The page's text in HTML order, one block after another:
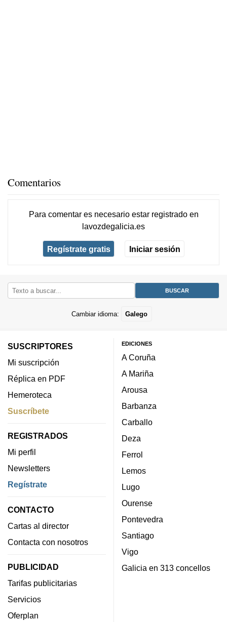
Comentarios
Para comentar es necesario estar registradoen
lavozdegalicia.es
Regístrate gratis Iniciar sesión
Cambiar idioma: Galego
SUSCRIPTORES
Mi suscripción
Réplica en PDF
Hemeroteca
Suscríbete
REGISTRADOS
Mi perfil
Newsletters
Regístrate
CONTACTO
Cartas al director
Contacta con nosotros
PUBLICIDAD
Tarifas publicitarias
Servicios
Oferplan
EDICIONES
A Coruña
A Mariña
Arousa
Barbanza
Carballo
Deza
Ferrol
Lemos
Lugo
Ourense
Pontevedra
Santiago
Vigo
Galicia en 313 concellos